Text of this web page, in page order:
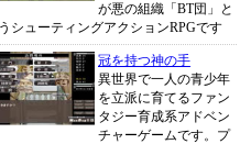
が悪の組織「BT団」と
シューティングアクションRPGです
冠を持つ神の手
異世界で一人の青少年
を立派に育てるファン
タジー育成系アドベン
チャーゲームです。プ